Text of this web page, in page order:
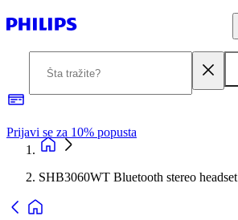
Prijavi se za 10% popusta
SHB3060WT Bluetooth stereo headset